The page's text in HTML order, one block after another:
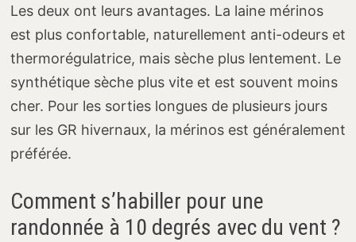
Les deux ont leurs avantages. La laine mérinos
est plus confortable, naturellement anti-odeurs et
thermorégulatrice, mais sèche plus lentement. Le
synthétique sèche plus vite et est souvent moins
cher. Pour les sorties longues de plusieurs jours
sur les GR hivernaux, la mérinos est généralement
préférée.
Comment s’habiller pour une
randonnée à 10 degrés avec du vent ?